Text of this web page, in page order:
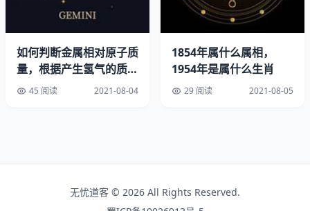
力。不会由于一些小事或心情影响而乱了方寸。可说是个头
脑冷静、仔细的人。乐于选用新的设想、技能。判别工作清
晰且鲜少犯错。可以捉住时下一般人的主意和将来盛行的趋
势。特性寂静慎重，风格讲究人性化。不喜爱板滞、教条式
力，会使原先的方案延误。好好运用你的判别能力，一旦决
的男性配最好?
六二年属虎的女性应该跟男性熟。什么的才能搭配呢？实在
如何判断金属相对原子质
量，根据产生氢气的质量
多少判断金属相对原子质
45 阅读 2021-08-04
1854年属什么属相，
1954年是属什么生肖
29 阅读 2021-08-05
无忧道客 © 2026 All Rights Reserved.